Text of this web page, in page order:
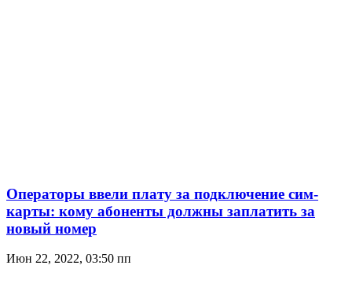
Операторы ввели плату за подключение сим-
карты: кому абоненты должны заплатить за
новый номер
Июн 22, 2022, 03:50 пп